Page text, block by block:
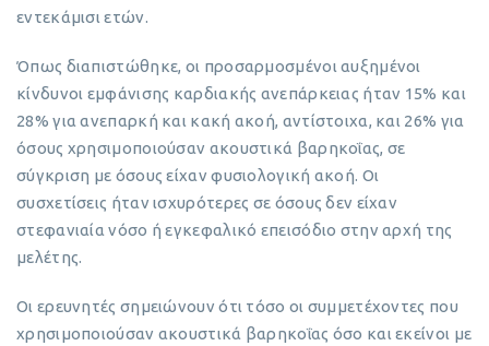
εντεκάμισι ετών.
Όπως διαπιστώθηκε, οι προσαρμοσμένοι αυξημένοι
κίνδυνοι εμφάνισης καρδιακής ανεπάρκειας ήταν 15% και
28% για ανεπαρκή και κακή ακοή, αντίστοιχα, και 26% για
όσους χρησιμοποιούσαν ακουστικά βαρηκοΐας, σε
σύγκριση με όσους είχαν φυσιολογική ακοή. Οι
συσχετίσεις ήταν ισχυρότερες σε όσους δεν είχαν
στεφανιαία νόσο ή εγκεφαλικό επεισόδιο στην αρχή της
μελέτης.
Οι ερευνητές σημειώνουν ότι τόσο οι συμμετέχοντες που
χρησιμοποιούσαν ακουστικά βαρηκοΐας όσο και εκείνοι με